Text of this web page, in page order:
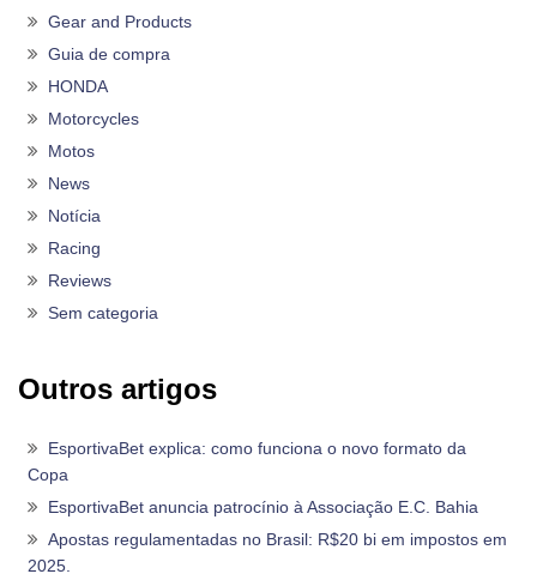
Gear and Products
Guia de compra
HONDA
Motorcycles
Motos
News
Notícia
Racing
Reviews
Sem categoria
Outros artigos
EsportivaBet explica: como funciona o novo formato da
Copa
EsportivaBet anuncia patrocínio à Associação E.C. Bahia
Apostas regulamentadas no Brasil: R$20 bi em impostos em
2025.